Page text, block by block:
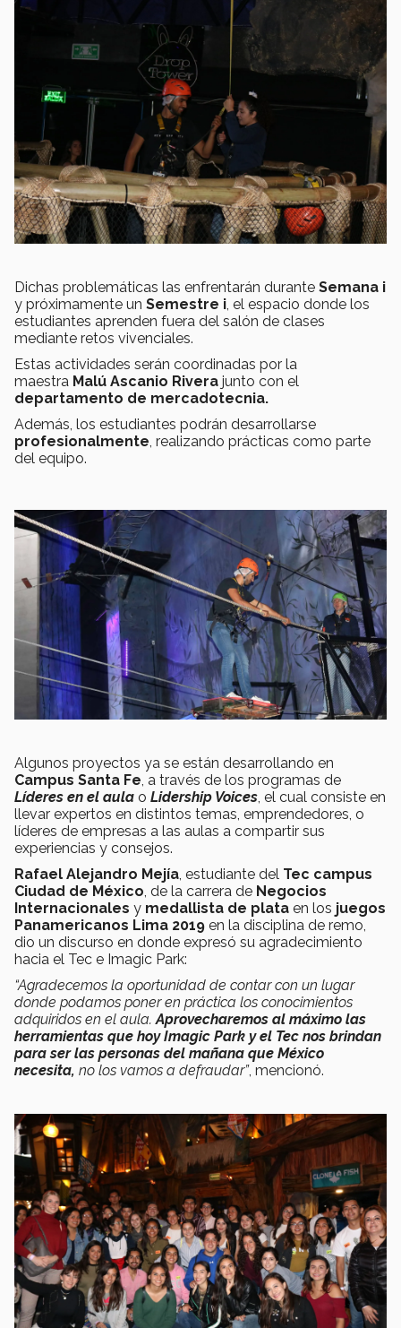
Dichas problemáticas las enfrentarán durante Semana i
y próximamente un Semestre i, el espacio donde los
estudiantes aprenden fuera del salón de clases
mediante retos vivenciales.
Estas actividades serán coordinadas por la
maestra Malú Ascanio Rivera junto con el
departamento de mercadotecnia.
Además, los estudiantes podrán desarrollarse
profesionalmente, realizando prácticas como parte
del equipo.
Algunos proyectos ya se están desarrollando en
Campus Santa Fe, a través de los programas de
Líderes en el aula o Lidership Voices, el cual consiste en
llevar expertos en distintos temas, emprendedores, o
líderes de empresas a las aulas a compartir sus
experiencias y consejos.
Rafael Alejandro Mejía, estudiante del Tec campus
Ciudad de México, de la carrera de Negocios
Internacionales y medallista de plata en los juegos
Panamericanos Lima 2019 en la disciplina de remo,
dio un discurso en donde expresó su agradecimiento
hacia el Tec e Imagic Park:
“Agradecemos la oportunidad de contar con un lugar
donde podamos poner en práctica los conocimientos
adquiridos en el aula.Aprovecharemos al máximo las
herramientas que hoy Imagic Park y el Tec nos brindan
para ser las personas del mañana que México
necesita, no los vamos a defraudar”, mencionó.